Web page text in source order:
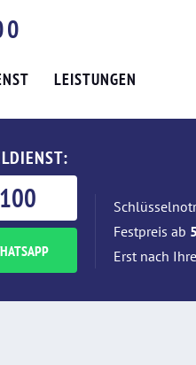
LEISTUNGEN
Festpreis ab
Erst nach